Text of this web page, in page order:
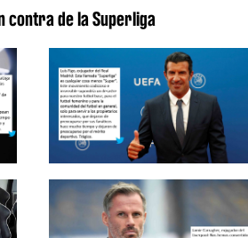
contra de la Superliga